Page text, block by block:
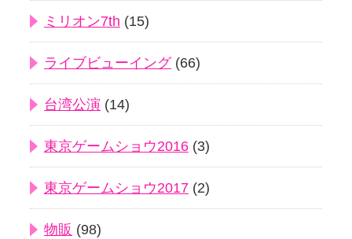
ミリオン7th (15)
ライブビューイング(66)
台湾公演 (14)
東京ゲームショウ2016 (3)
東京ゲームショウ2017 (2)
物販 (98)